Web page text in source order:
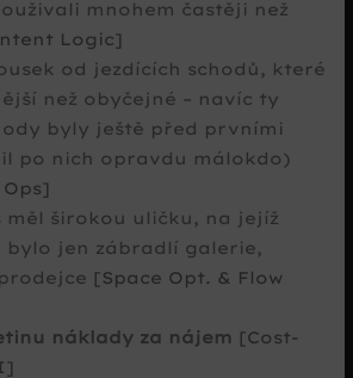
mnohem častěji než
Logic]
od jezdících schodů, které
než obyčejné – navíc ty
byly ještě před prvními
po nich opravdu málokdo)
měl širokou uličku, na jejíž
bylo jen zábradlí galerie,
[Space Opt. & Flow
náklady za nájem [Cost-